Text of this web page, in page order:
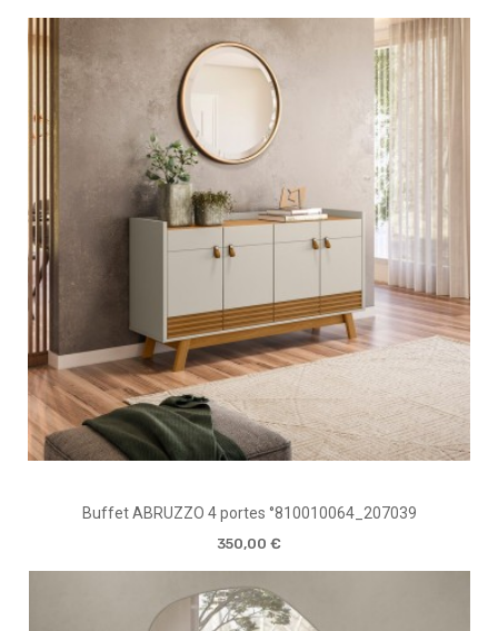
Buffet ABRUZZO 4 portes °810010064_207039
350,00 €